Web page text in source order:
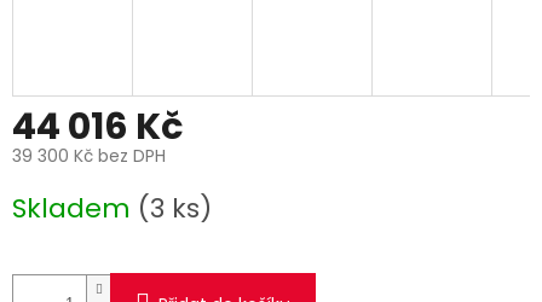
44 016 Kč
39 300 Kč bez DPH
cena:
Skladem (3 ks)